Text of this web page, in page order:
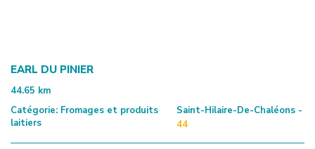
EARL DU PINIER
44.65 km
Catégorie: Fromages et produits
laitiers
Saint-Hilaire-De-Chaléons -
44